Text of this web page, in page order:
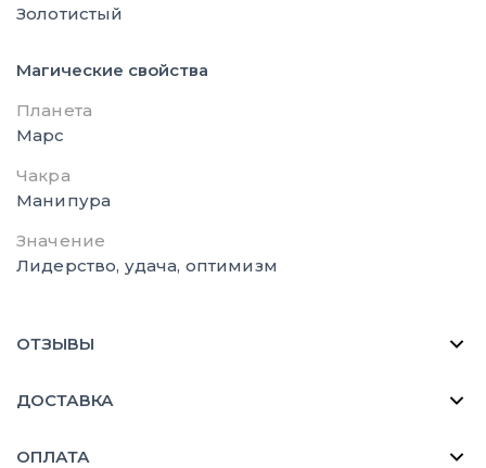
Золотистый
Магические свойства
Планета
Марс
Чакра
Манипура
Значение
Лидерство, удача, оптимизм
ОТЗЫВЫ
ДОСТАВКА
ОПЛАТА